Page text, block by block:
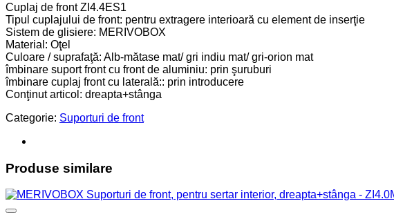
Cuplaj de front ZI4.4ES1
Tipul cuplajului de front: pentru extragere interioară cu element de inserţie
Sistem de glisiere: MERIVOBOX
Material: Oţel
Culoare / suprafaţă: Alb-mătase mat/ gri indiu mat/ gri-orion mat
îmbinare suport front cu front de aluminiu: prin şuruburi
îmbinare cuplaj front cu laterală:: prin introducere
Conţinut articol: dreapta+stânga
Categorie: Suporturi de front
Produse similare